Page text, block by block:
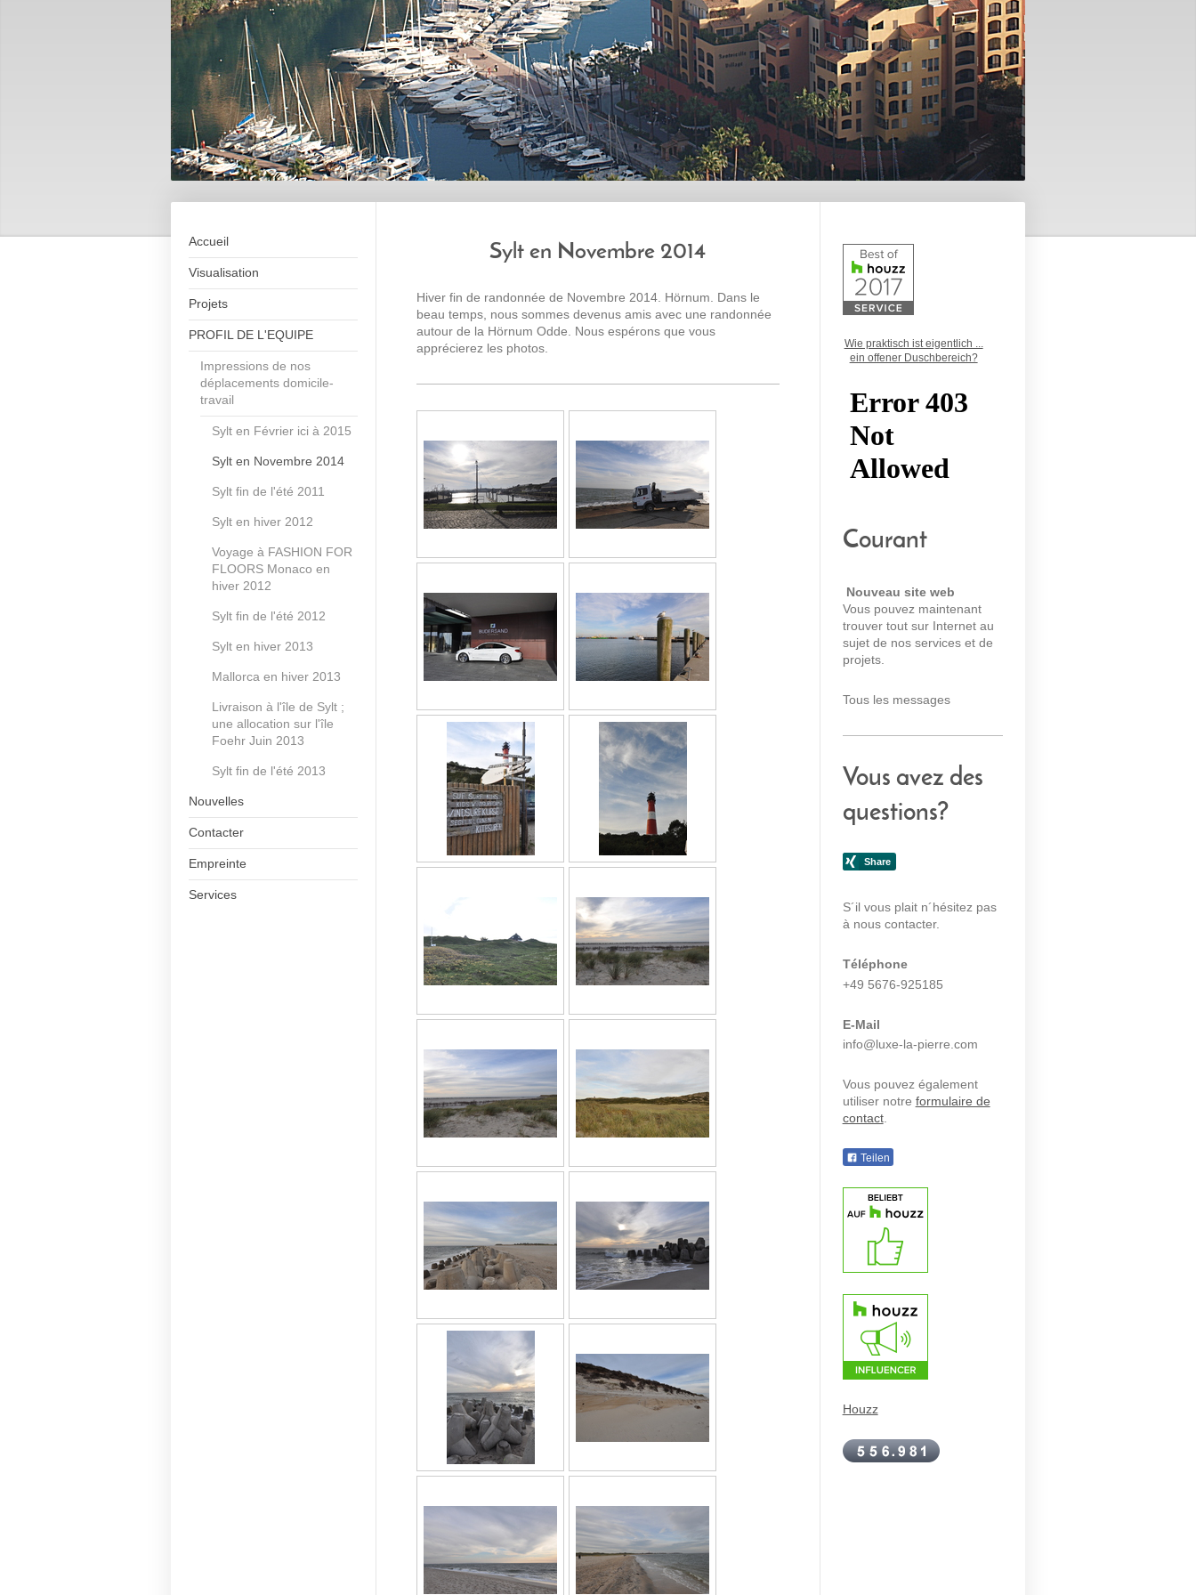
Accueil
Visualisation
Projets
PROFIL DE L'EQUIPE
Impressions de nos
déplacements domicile-
travail
Sylt en Février ici à 2015
Sylt en Novembre 2014
Sylt fin de l'été 2011
Sylt en hiver 2012
Voyage à FASHION FOR
FLOORS Monaco en
hiver 2012
Sylt fin de l'été 2012
Sylt en hiver 2013
Mallorca en hiver 2013
Livraison à l'île de Sylt ;
une allocation sur l'île
Foehr Juin 2013
Sylt fin de l'été 2013
Nouvelles
Contacter
Empreinte
Services
Sylt en Novembre 2014
Hiver fin de randonnée de Novembre 2014. Hörnum. Dans le
beau temps, nous sommes devenus amis avec une randonnée
autour de la Hörnum Odde. Nous espérons que vous
apprécierez les photos.
Wie praktisch ist eigentlich ...
ein offener Duschbereich?
Courant
Nouveau site web
Vous pouvez maintenant
trouver tout sur Internet au
sujet de nos services et de
projets.
Tous les messages
Vous avez des
questions?
S´il vous plait n´hésitez pas
à nous contacter.
Téléphone
+49 5676-925185
E-Mail
info@luxe-la-pierre.com
Vous pouvez également
utiliser notre formulaire de
contact.
Teilen
Houzz